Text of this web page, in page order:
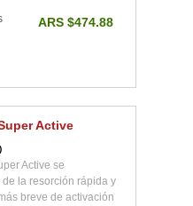
ARS $474.88
Active
Active se
la resorción rápida y
breve de activación